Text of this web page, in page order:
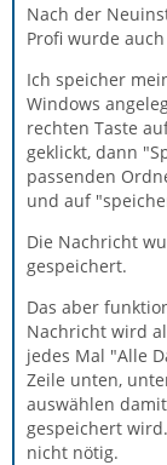
Nach der
Profi wurde
Ich speicher
Windows
rechten Taste
geklickt, dann
passenden
und auf
Die Nachricht
gespeichert.
Das aber
Nachricht wird
jedes Mal "Alle
Zeile unten,
auswählen
gespeichert
nicht nötig.